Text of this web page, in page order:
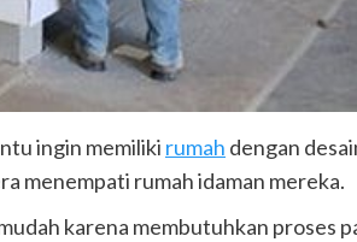
ingin memiliki rumah dengan
menempati rumah idaman mereka.
karena membutuhkan proses